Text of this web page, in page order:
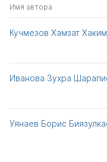
Имя автора
Кучмезов Хамзат
Иванова Зухра
Уянаев Борис